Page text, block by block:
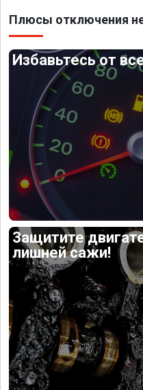
Плюсы отключения
Избавьтесь от
Защитите
лишней сажи!